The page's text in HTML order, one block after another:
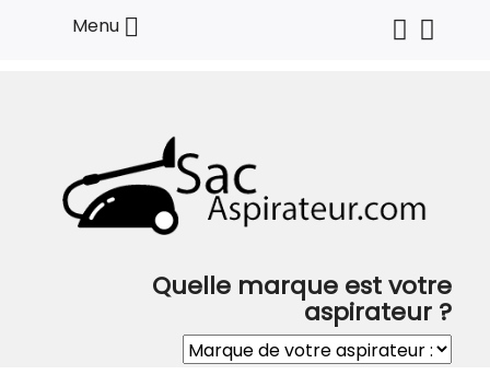
Menu 
Quelle marque est votre
aspirateur ?